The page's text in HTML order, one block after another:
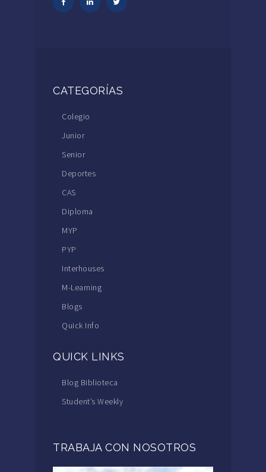
CATEGORÍAS
Colegio
Junior
Senior
Deportes
CAS
Diploma
MYP
PYP
Interhouses
M-Learning
Blogs
Quick Info
QUICK LINKS
Blog Biblioteca
Student’s Weekly
TRABAJA CON NOSOTROS